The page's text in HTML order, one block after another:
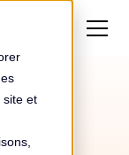
site et